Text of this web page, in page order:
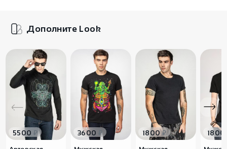
Дополните Look
5500 ₽ 3600 ₽ 1800 ₽ 1800